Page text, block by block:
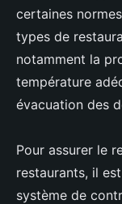
certaines
types de
notamment la
température
évacuation des
Pour assurer le
restaurants, il
système de